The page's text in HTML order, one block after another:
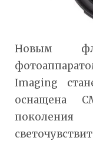
Новым
Imaging
оснащена